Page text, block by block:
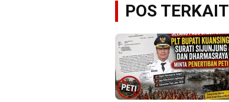
POS TERKAIT